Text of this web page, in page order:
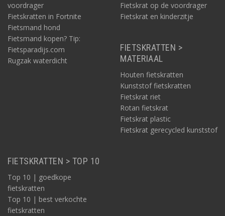
voordrager
Fietskratten in Fortnite
Fietsmand hond
Fietsmand kopen? Tip:
Fietsparadijs.com
Rugzak waterdicht
Fietskrat op de voordrager
Fietskrat en kinderzitje
FIETSKRATTEN >
MATERIAAL
Houten fietskratten
Kunststof fietskratten
Fietskrat riet
Rotan fietskrat
Fietskrat plastic
Fietskrat gerecycled kunststof
FIETSKRATTEN > TOP 10
Top 10 | goedkope
fietskratten
Top 10 | best verkochte
fietskratten